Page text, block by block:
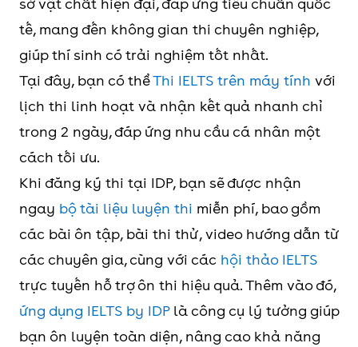
tế, mang đến không gian thi chuyên nghiệp,
giúp thí sinh có trải nghiệm tốt nhất.
Tại đây, bạn có thểThi IELTS trên máy tính với
lịch thi linh hoạt và nhận kết quả nhanh chỉ
trong 2 ngày, đáp ứng nhu cầu cá nhân một
cách tối ưu.
Khi đăng ký thi tại IDP, bạn sẽ được nhận
ngay bộ tài liệu luyện thi miễn phí, bao gồm
các bài ôn tập, bài thi thử, video hướng dẫn từ
các chuyên gia, cùng với các hội thảo IELTS
trực tuyến hỗ trợ ôn thi hiệu quả. Thêm vào đó,
ứng dụng IELTS by IDPlà công cụ lý tưởng giúp
bạn ôn luyện toàn diện, nâng cao khả năng